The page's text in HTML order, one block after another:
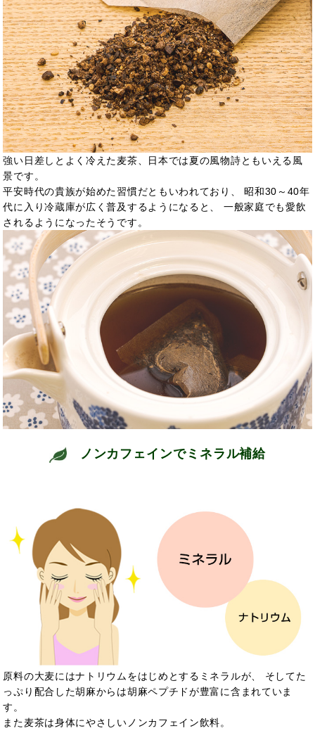
強い日差しとよく冷えた麦茶、日本では夏の風物詩ともいえる風
景です。
平安時代の貴族が始めた習慣だともいわれており、 昭和30～40年
代に入り冷蔵庫が広く普及するようになると、 一般家庭でも愛飲
されるようになったそうです。
ノンカフェインでミネラル補給
原料の大麦にはナトリウムをはじめとするミネラルが、 そしてた
っぷり配合した胡麻からは胡麻ペプチドが豊富に含まれていま
す。
また麦茶は身体にやさしいノンカフェイン飲料。